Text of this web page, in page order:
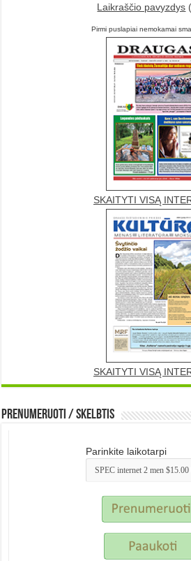
Laikraščio pavyzdys
Pirmi puslapiai nemokamai
SKAITYTI VISĄ
SKAITYTI VISĄ
Prenumeruoti / Skelbtis
Parinkite laikotarpi